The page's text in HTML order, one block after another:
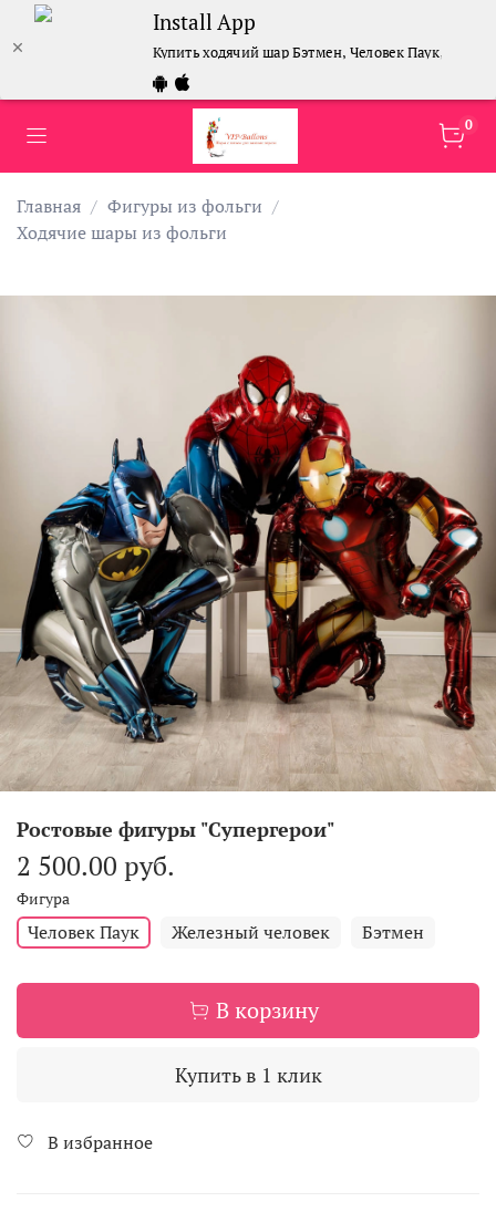
Install App
Купить ходячий шар Бэтмен, Человек Паук,
0
Главная
Фигуры из фольги
Ходячие шары из фольги
Ростовые фигуры "Супергерои"
2 500.00 руб.
Фигура
Человек Паук Железный человек Бэтмен
В корзину
Купить в 1 клик
В избранное